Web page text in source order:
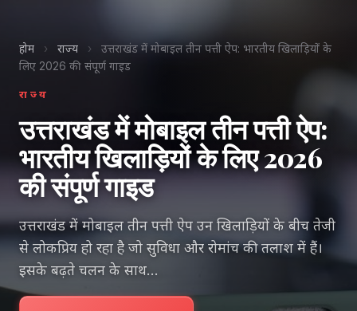
होम › राज्य ›
उत्तराखंड में मोबाइल तीन पत्ती ऐप: भारतीय खिलाड़ियों के
लिए 2026 की संपूर्ण गाइड
राज्य
उत्तराखंड में मोबाइल तीन पत्ती ऐप:
भारतीय खिलाड़ियों के लिए 2026
की संपूर्ण गाइड
उत्तराखंड में मोबाइल तीन पत्ती ऐप उन खिलाड़ियों के बीच तेजी
से लोकप्रिय हो रहा है जो सुविधा और रोमांच की तलाश में हैं।
इसके बढ़ते चलन के साथ…